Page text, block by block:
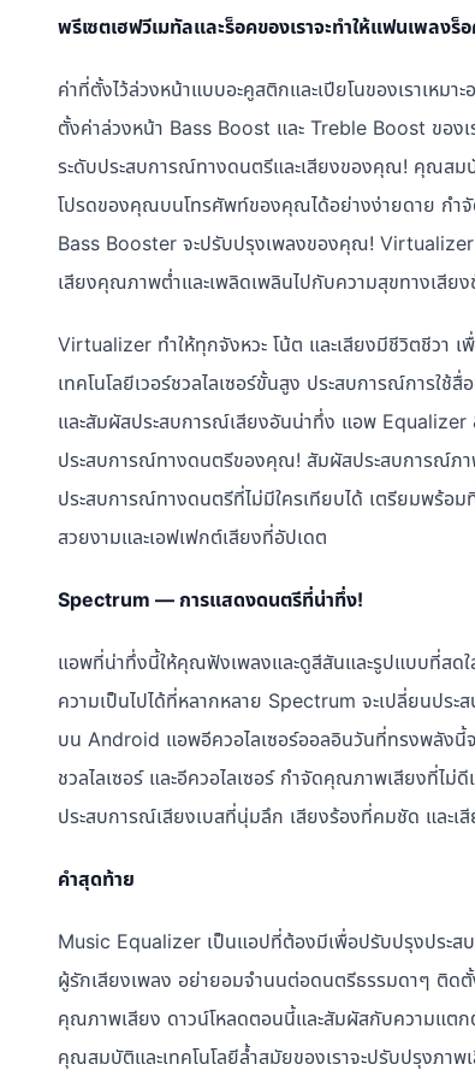
พรีเซตเฮฟวีเมทัลและร็อคของเราจะทำให้แฟนเพลงร็
ค่าที่ตั้งไว้ล่วงหน้าแบบอะคูสติกและเปียโนของเราเห
ตั้งค่าล่วงหน้า Bass Boost และ Treble Boost ขอ
ระดับประสบการณ์ทางดนตรีและเสียงของคุณ! คุณสม
โปรดของคุณบนโทรศัพท์ของคุณได้อย่างง่ายดาย กำจั
Bass Booster จะปรับปรุงเพลงของคุณ!
เสียงคุณภาพต่ำและเพลิดเพลินไปกับความสุขทางเสีย
Virtualizer ทำให้ทุกจังหวะ โน้ต และเสียงมีชีวิตชีวา
เทคโนโลยีเวอร์ชวลไลเซอร์ขั้นสูง ประสบการณ์การใ
และสัมผัสประสบการณ์เสียงอันน่าทึ่ง แอพ
ประสบการณ์ทางดนตรีของคุณ! สัมผัสประสบการณ์ภ
ประสบการณ์ทางดนตรีที่ไม่มีใครเทียบได้ เตรียมพร้อ
สวยงามและเอฟเฟกต์เสียงที่อัปเดต
Spectrum — การแสดงดนตรีที่น่าทึ่ง!
แอพที่น่าทึ่งนี้ให้คุณฟังเพลงและดูสีสันและรูปแบบที่สด
ความเป็นไปได้ที่หลากหลาย Spectrum จะเปลี่ยนป
บน Android แอพอีควอไลเซอร์ออลอินวันที่ทรงพลังนี้
ชวลไลเซอร์ และอีควอไลเซอร์ กำจัดคุณภาพเสียงที่ไ
ประสบการณ์เสียงเบสที่นุ่มลึก เสียงร้องที่คมชัด และ
คำสุดท้าย
Music Equalizer เป็นแอปที่ต้องมีเพื่อปรับปรุงประส
ผู้รักเสียงเพลง อย่ายอมจำนนต่อดนตรีธรรมดาๆ ติ
คุณภาพเสียง ดาวน์โหลดตอนนี้และสัมผัสกับความแต
คุณสมบัติและเทคโนโลยีล้ำสมัยของเราจะปรับปรุงภา